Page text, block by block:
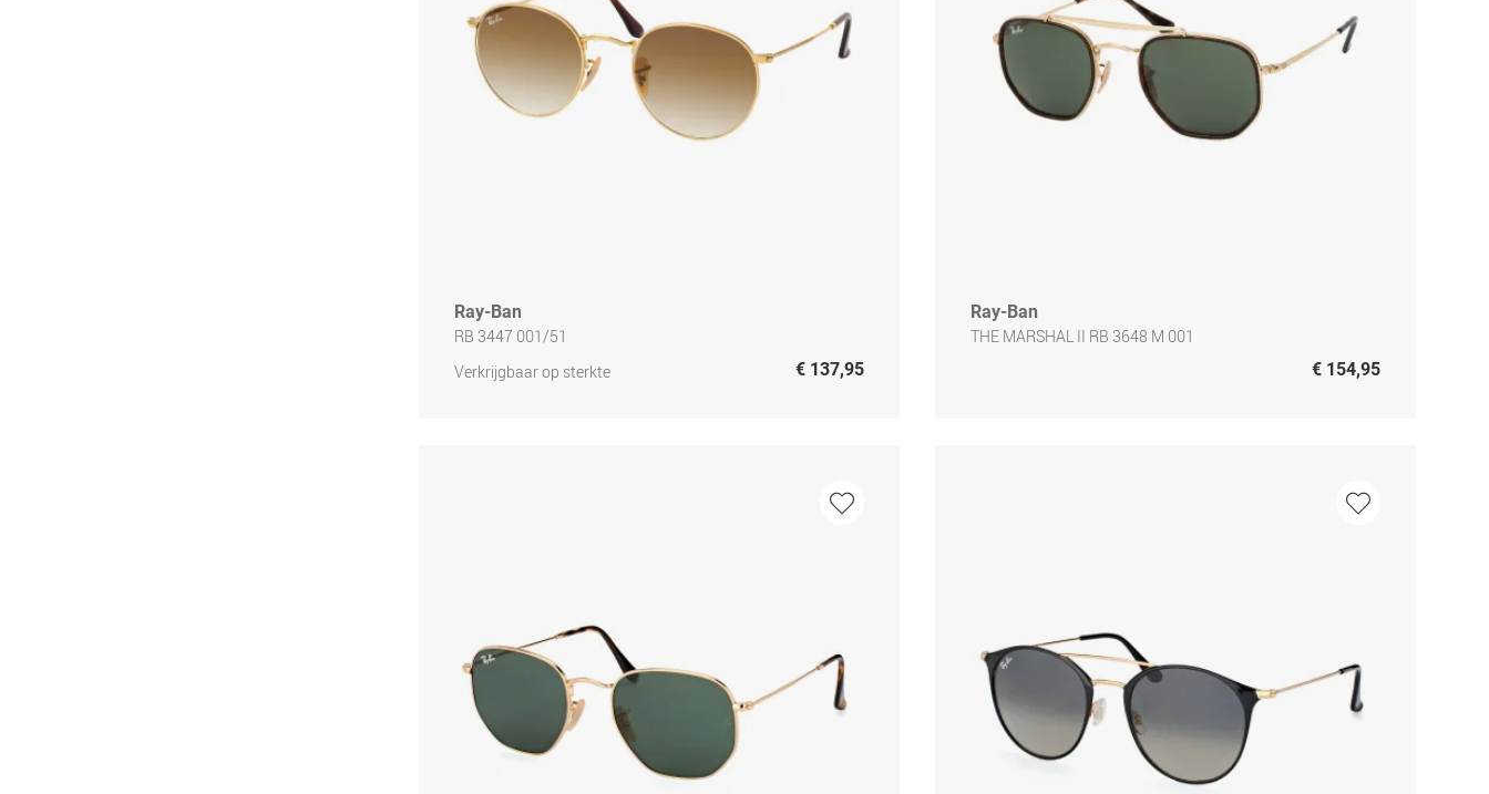
Ray-Ban
RB 3447 001/51
Verkrijgbaar op sterkte
€ 137,95
Ray-Ban
THE MARSHAL II RB 3648 M 001
€ 154,95